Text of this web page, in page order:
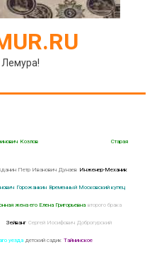
Лемура!
Козлов Старая
Петр Иванович Дунаев Инженер-Механик
Горожанкин Временный Московский купец
жена его Елена Григорьевна второго брака
Зейванг Сергей Иосифович Доброгурский
уезда детский садик Тайнинское